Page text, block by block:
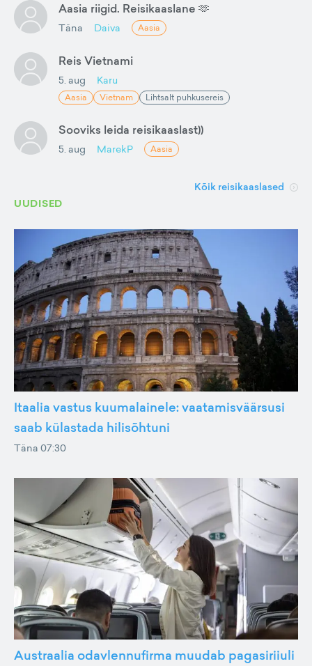
Aasia riigid. Reisikaaslane 🫶
Täna Daiva Aasia
Reis Vietnami
5. aug Karu
Aasia Vietnam Lihtsalt puhkusereis
Sooviks leida reisikaaslast))
5. aug MarekP Aasia
Kõik reisikaaslased
UUDISED
Itaalia vastus kuumalainele: vaatamisväärsusi
saab külastada hilisõhtuni
Täna 07:30
Austraalia odavlennufirma muudab pagasiriiuli